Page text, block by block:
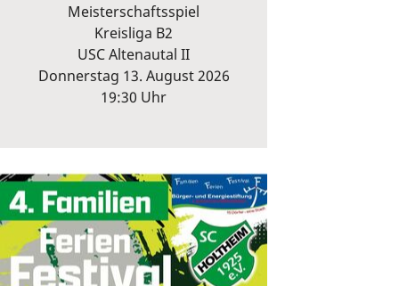
Meisterschaftsspiel
Kreisliga B2
USC Altenautal II
Donnerstag 13. August 2026
19:30 Uhr